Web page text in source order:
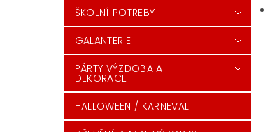
ŠKOLNÍ POTŘEBY
GALANTERIE
PÁRTY VÝZDOBA A
DEKORACE
HALLOWEEN / KARNEVAL